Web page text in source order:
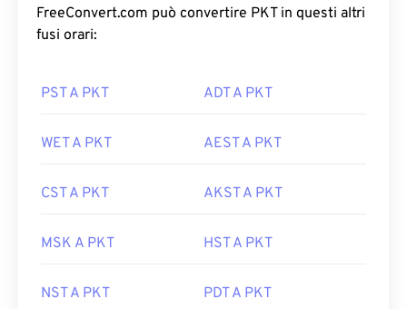
FreeConvert.com può convertire PKT in questi altri
fusi orari:
PST A PKT ADT A PKT
WET A PKT AEST A PKT
CST A PKT AKST A PKT
MSK A PKT HST A PKT
NST A PKT PDT A PKT